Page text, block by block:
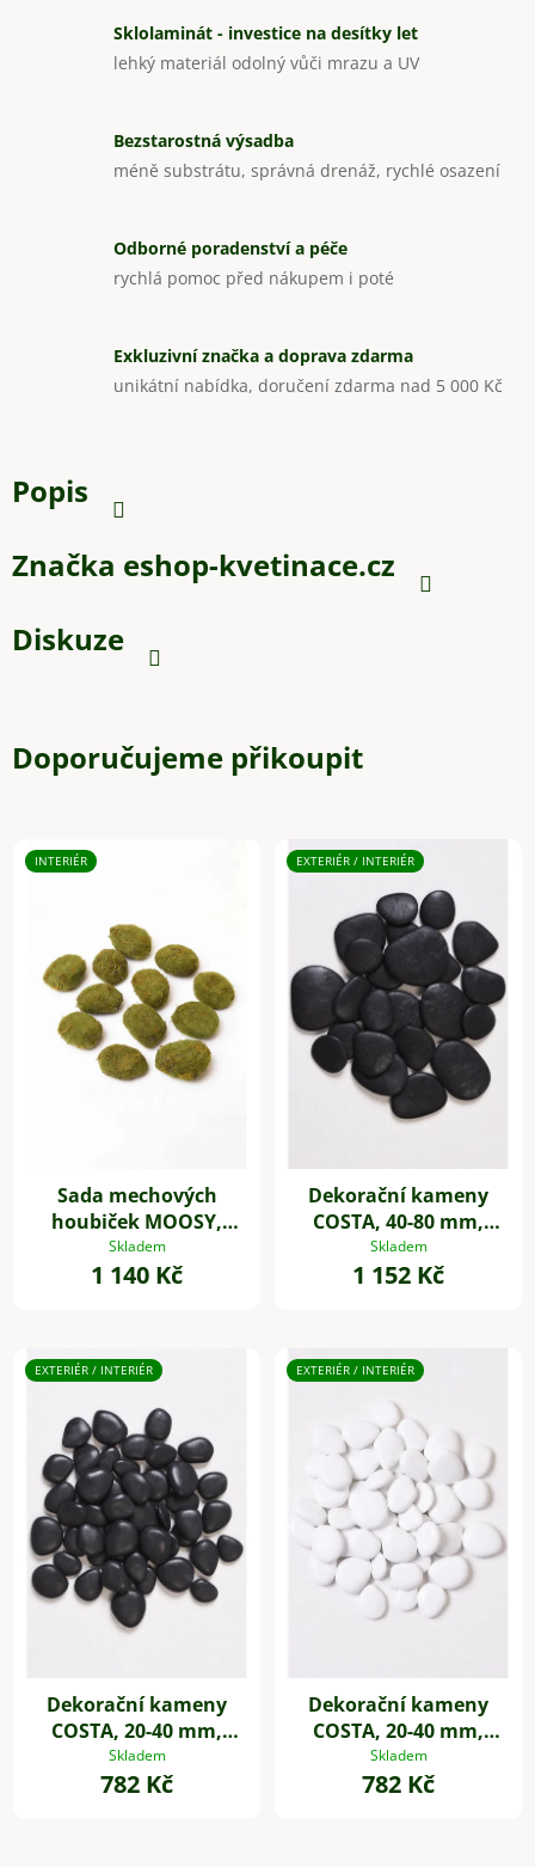
Sklolaminát - investice na desítky let
lehký materiál odolný vůči mrazu a UV
Bezstarostná výsadba
méně substrátu, správná drenáž, rychlé osazení
Odborné poradenství a péče
rychlá pomoc před nákupem i poté
Exkluzivní značka a doprava zdarma
unikátní nabídka, doručení zdarma nad 5 000 Kč
Popis
Značka eshop-kvetinace.cz
Diskuze
Doporučujeme přikoupit
INTERIÉR
Sada mechových
houbiček MOOSY,
plast, zelená
Skladem
1 140 Kč
EXTERIÉR / INTERIÉR
Dekorační kameny
COSTA, 40-80 mm,
plast, černá
Skladem
1 152 Kč
EXTERIÉR / INTERIÉR
Dekorační kameny
COSTA, 20-40 mm,
plast, černá
Skladem
782 Kč
EXTERIÉR / INTERIÉR
Dekorační kameny
COSTA, 20-40 mm,
plast, bílá
Skladem
782 Kč